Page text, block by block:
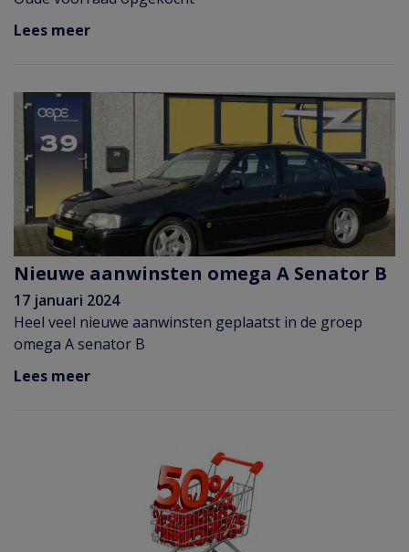
Lees meer
Nieuwe aanwinsten omega A Senator B
17 januari 2024
Heel veel nieuwe aanwinsten geplaatst in de groep
omega A senator B
Lees meer